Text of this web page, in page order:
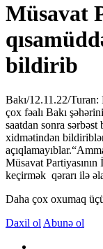
Müsavat
bildirib
Bakı/12.11.22/Turan:
çox fəalı Bakı
saatdan sonra sərbəst
xidmətindən
Müsavat Partiyasının
keçirmək qərarı ilə
Daha çox oxumaq
Daxil ol Abunə ol